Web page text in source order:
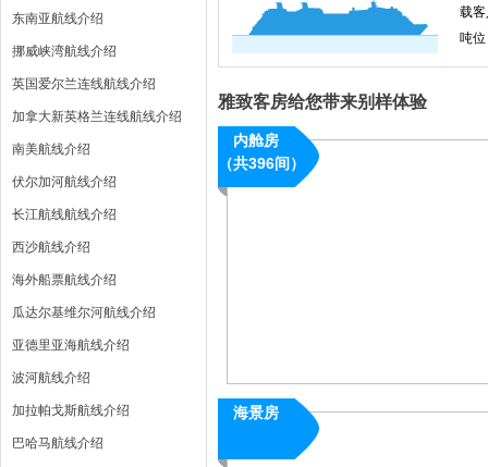
东南亚航线介绍
挪威峡湾航线介绍
英国爱尔兰连线航线介绍
加拿大新英格兰连线航线介绍
南美航线介绍
伏尔加河航线介绍
长江航线航线介绍
西沙航线介绍
海外船票航线介绍
瓜达尔基维尔河航线介绍
亚德里亚海航线介绍
波河航线介绍
加拉帕戈斯航线介绍
巴哈马航线介绍
载
吨
雅致客房给您带来别样体验
内舱房
（共396间）
海景房